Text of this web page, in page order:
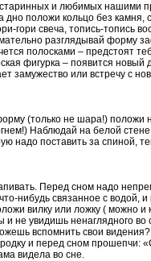
и любимых нашими
дно положи кольцо без
гори свеча, топись-топись
разглядывай форму
полосками – предстоят
фигурка – появится новый
замужество или встречу с
(только не шара!) положи
Наблюдай на белой
надо поставить за спиной,
Перед сном надо
нибудь связанное с водой,
вилку или ложку ( можно
не увидишь ненаглядного
вспомнить свои
и перед сном
видела во сне.